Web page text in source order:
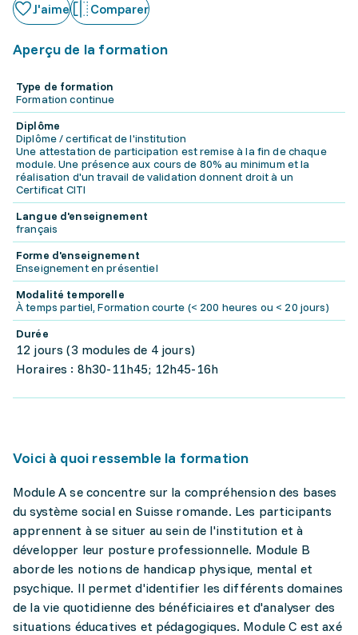
J'aime Comparer
Aperçu de la formation
Type de formation
Formation continue
Diplôme
Diplôme / certificat de l'institution
Une attestation de participation est remise à la fin de chaque
module. Une présence aux cours de 80% au minimum et la
réalisation d'un travail de validation donnent droit à un
Certificat CITI
Langue d'enseignement
français
Forme d'enseignement
Enseignement en présentiel
Modalité temporelle
À temps partiel, Formation courte (< 200 heures ou < 20 jours)
Durée
12 jours (3 modules de 4 jours)
Horaires : 8h30-11h45; 12h45-16h
Voici à quoi ressemble la formation
Module A se concentre sur la compréhension des bases
du système social en Suisse romande. Les participants
apprennent à se situer au sein de l'institution et à
développer leur posture professionnelle. Module B
aborde les notions de handicap physique, mental et
psychique. Il permet d'identifier les différents domaines
de la vie quotidienne des bénéficiaires et d'analyser des
situations éducatives et pédagogiques. Module C est axé